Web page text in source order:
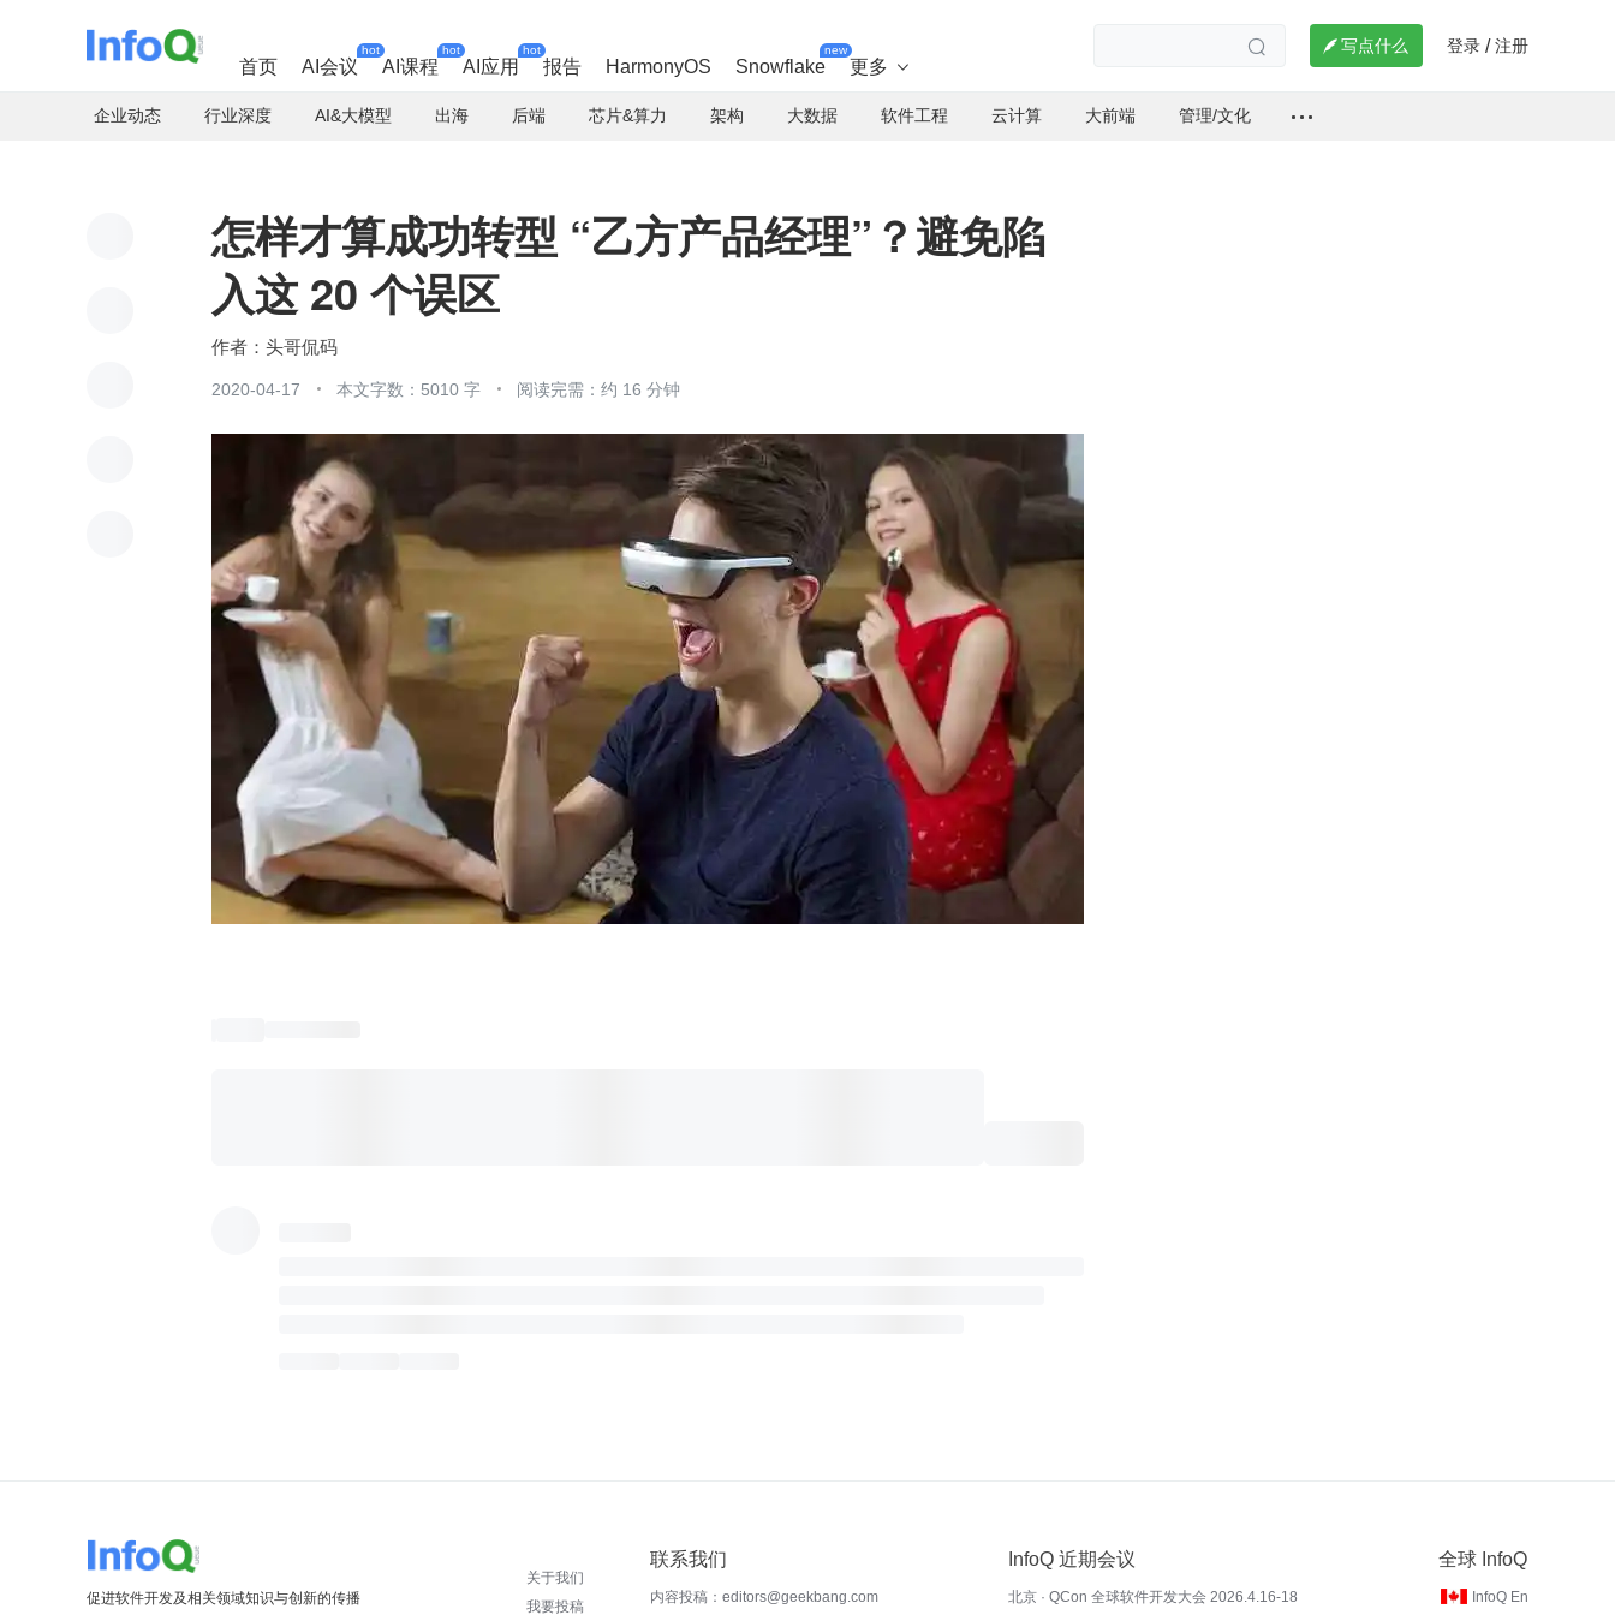
首页 AI会议
hot
AI课程
hot
AI应用
hot
报告 HarmonyOS Snowflake
new
更多 
  写点什么 登录 / 注册
企业动态 行业深度 AI&大模型 出海 后端 芯片&算力 架构 大数据 软件工程 云计算 大前端 管理/文化
怎样才算成功转型 “乙方产品经理”？避免陷
入这 20 个误区
头哥侃码
2020-04-17 本文字数：5010 字 阅读完需：约 16 分钟
促进软件开发及相关领域知识与创新的传播
关于我们
我要投稿
联系我们
内容投稿：editors@geekbang.com
InfoQ 近期会议
北京 · QCon 全球软件开发大会 2026.4.16-18
全球 InfoQ
InfoQ En